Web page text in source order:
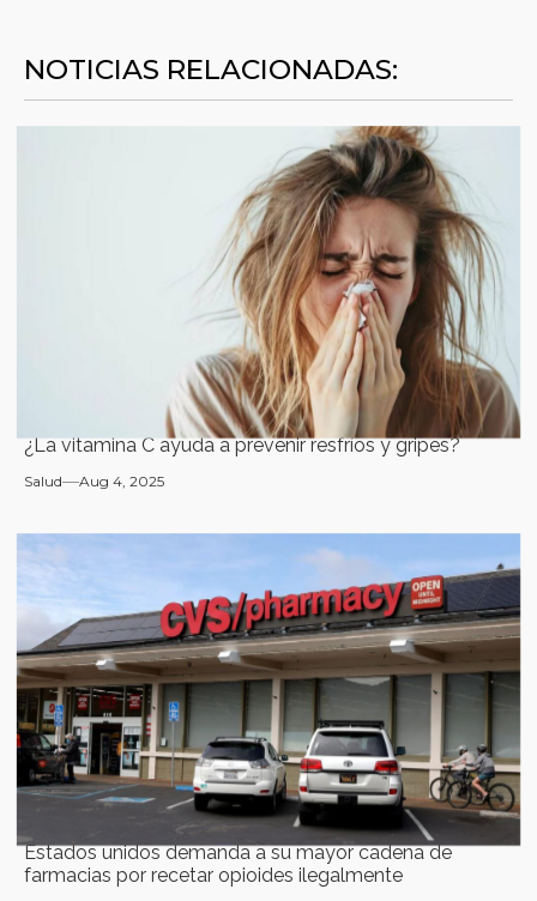
NOTICIAS RELACIONADAS:
¿La vitamina C ayuda a prevenir resfríos y gripes?
Salud Aug 4, 2025
Estados unidos demanda a su mayor cadena de
farmacias por recetar opioides ilegalmente